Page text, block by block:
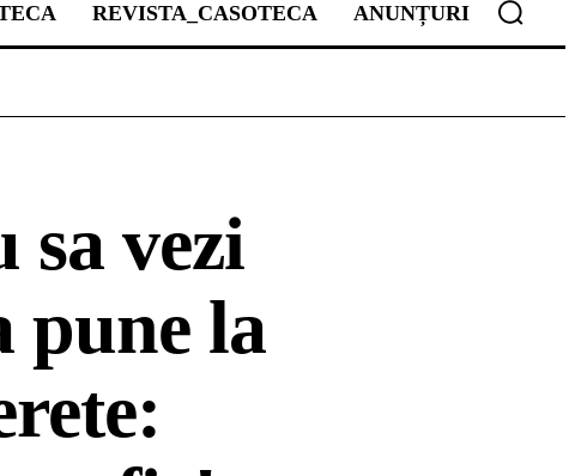
REVISTA_CASOTECA ANUNȚURI
sa vezi
pune la